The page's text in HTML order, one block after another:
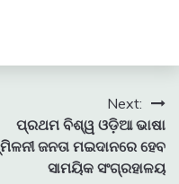
Next:
ପ୍ରଥମ ବିଶ୍ୱ ଓଡ଼ିଆ ଭାଷା
ଜନତା ମଇଦାନରେ ହେବ
ସାମୟିକ ସଂଗ୍ରହାଳୟ